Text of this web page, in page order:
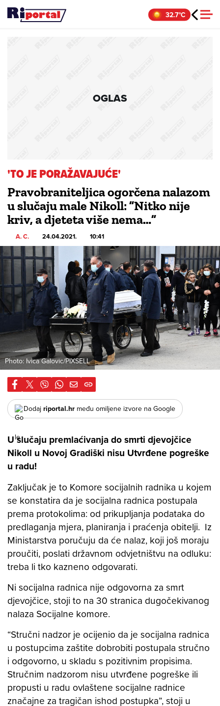
Skip
32.7°C
OGLAS
'TO JE PORAŽAVAJUĆE'
Pravobraniteljica ogorčena nalazom
u slučaju male Nikoll: ”Nitko nije
kriv, a djeteta više nema…”
A. C. 24.04.2021. 10:41
Photo: Ivica Galovic/PIXSELL
Dodaj riportal.hr među omiljene izvore na Google
U slučaju premlaćivanja do smrti djevojčice
Nikoll u Novoj Gradiški nisu Utvrđene pogreške
u radu!
Zaključak je to Komore socijalnih radnika u kojem
se konstatira da je socijalna radnica postupala
prema protokolima: od prikupljanja podataka do
predlaganja mjera, planiranja i praćenja obitelji. Iz
Ministarstva poručuju da će nalaz, koji još moraju
proučiti, poslati državnom odvjetništvu na odluku:
treba li tko kazneno odgovarati.
Ni socijalna radnica nije odgovorna za smrt
djevojčice, stoji to na 30 stranica dugočekivanog
nalaza Socijalne komore.
“Stručni nadzor je ocijenio da je socijalna radnica
u postupcima zaštite dobrobiti postupala stručno
i odgovorno, u skladu s pozitivnim propisima.
Stručnim nadzorom nisu utvrđene pogreške ili
propusti u radu ovlaštene socijalne radnice
značajne za tragičan ishod postupka”, stoji u